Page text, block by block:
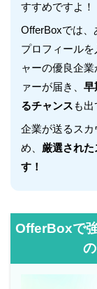
すすめですよ！
OfferBoxでは
プロフィール
ャーの優良企
ァーが届き、 早
るチャンスも出
企業が送るス
め、 厳選され
す！
OfferBoxで